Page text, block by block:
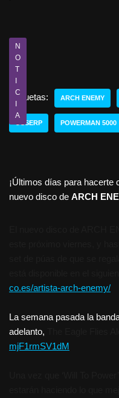
N
O
T
I
C
I
A
Etiquetas: ARCH ENEMY
OSSERP POWERMAN 5000
¡Últimos días para hacerte
nuevo disco de ARCH
co.es/artista-arch-enemy/
La semana pasada la
adelanto,
mjF1rmSV1dM